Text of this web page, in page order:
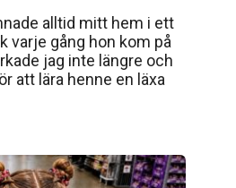
alltid mitt hem i ett
varje gång hon kom på
jag inte längre och
att lära henne en läxa